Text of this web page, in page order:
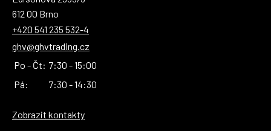
612 00 Brno
+420 541 235 532-4
ghv@ghvtrading.cz
Po - Čt: 7:30 - 15:00
Pá:
7:30 - 14:30
Zobrazit kontakty